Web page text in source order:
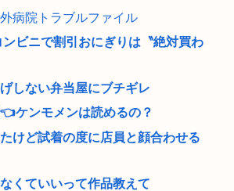
外病院トラブルファイル
ンビニで割引おにぎりは〝絶対買わ
しない弁当屋にブチギレ
ケンモメンは読めるの？
けど試着の度に店員と顔合わせる
くていいって作品教えて